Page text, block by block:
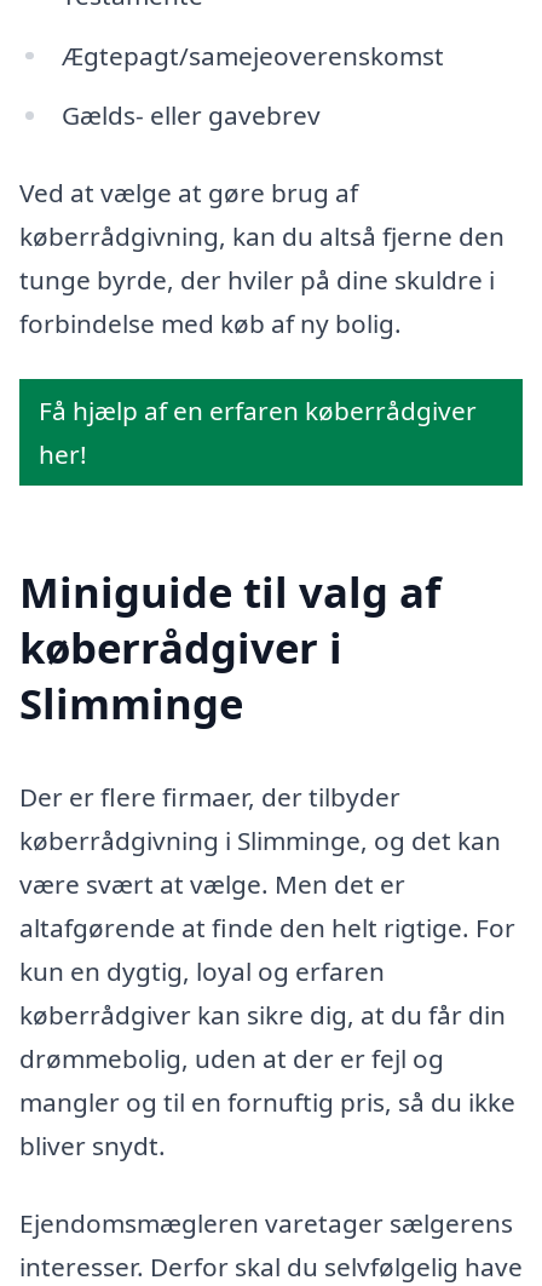
Ægtepagt/samejeoverenskomst
Gælds- eller gavebrev
Ved at vælge at gøre brug af
køberrådgivning, kan du altså fjerne den
tunge byrde, der hviler på dine skuldre i
forbindelse med køb af ny bolig.
Få hjælp af en erfaren køberrådgiver
her!
Miniguide til valg af
køberrådgiver i
Slimminge
Der er flere firmaer, der tilbyder
køberrådgivning i Slimminge, og det kan
være svært at vælge. Men det er
altafgørende at finde den helt rigtige. For
kun en dygtig, loyal og erfaren
køberrådgiver kan sikre dig, at du får din
drømmebolig, uden at der er fejl og
mangler og til en fornuftig pris, så du ikke
bliver snydt.
Ejendomsmægleren varetager sælgerens
interesser. Derfor skal du selvfølgelig have